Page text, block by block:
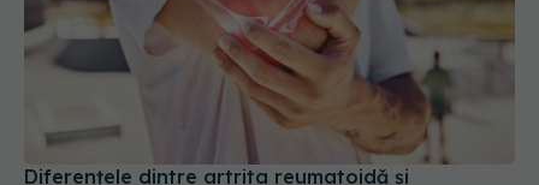
Diferențele dintre artrita reumatoidă și
osteoartrită. Ce impact au aceste afecțiunii
musculo-scheletice asupra vieții cotidiene